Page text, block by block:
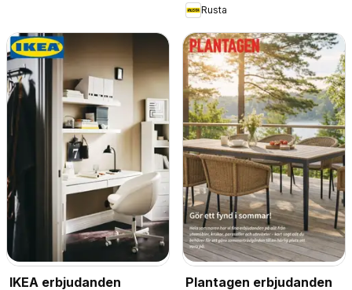
Rusta
IKEA erbjudanden Plantagen erbjudanden